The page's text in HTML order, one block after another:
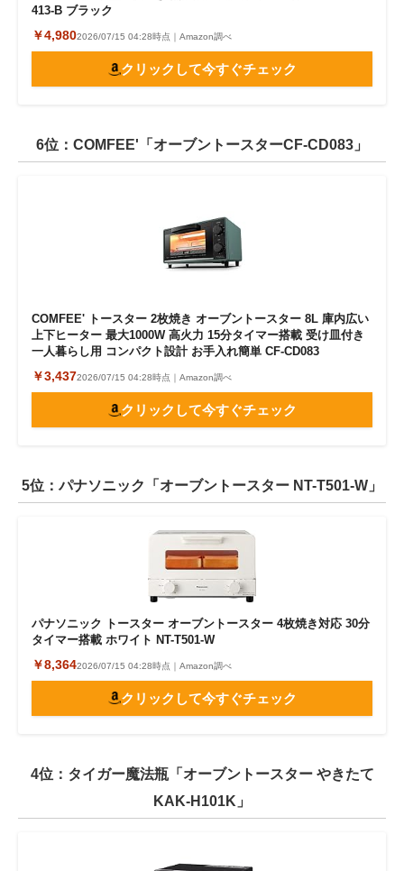
413-B ブラック
￥4,9802026/07/15 04:28時点｜Amazon調べ
クリックして今すぐチェック
6位：COMFEE'「オーブントースターCF-CD083」
COMFEE' トースター 2枚焼き オーブントースター 8L 庫内広い
上下ヒーター 最大1000W 高火力 15分タイマー搭載 受け皿付き
一人暮らし用 コンパクト設計 お手入れ簡単 CF-CD083
￥3,4372026/07/15 04:28時点｜Amazon調べ
クリックして今すぐチェック
5位：パナソニック「オーブントースター NT-T501-W」
パナソニック トースター オーブントースター 4枚焼き対応 30分
タイマー搭載 ホワイト NT-T501-W
￥8,3642026/07/15 04:28時点｜Amazon調べ
クリックして今すぐチェック
4位：タイガー魔法瓶「オーブントースター やきたて
KAK-H101K」